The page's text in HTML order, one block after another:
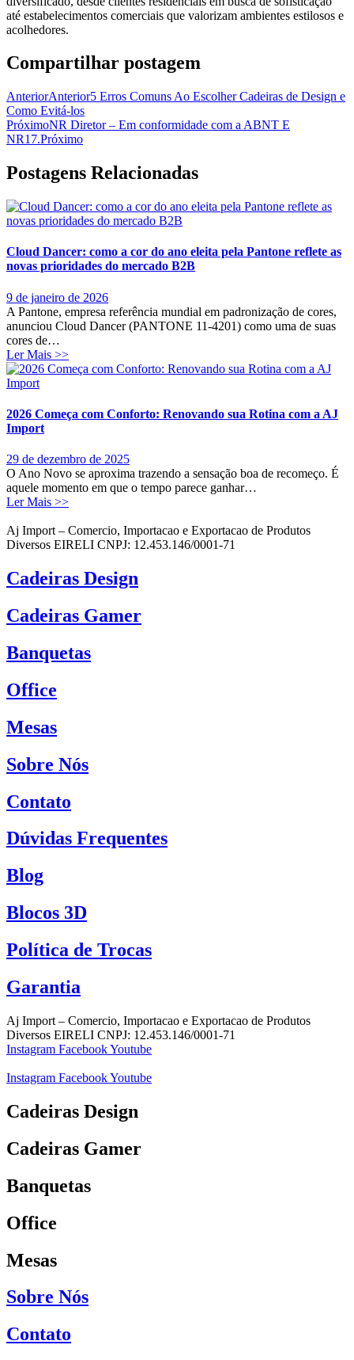
até estabelecimentos comerciais que valorizam ambientes estilosos e
acolhedores.
Compartilhar postagem
AnteriorAnterior5 Erros Comuns Ao Escolher Cadeiras de Design e
Como Evitá-los
PróximoNR Diretor – Em conformidade com a ABNT E
NR17.Próximo
Postagens Relacionadas
Cloud Dancer: como a cor do ano eleita pela Pantone reflete as
novas prioridades do mercado B2B
9 de janeiro de 2026
A Pantone, empresa referência mundial em padronização de cores,
anunciou Cloud Dancer (PANTONE 11-4201) como uma de suas
cores de…
Ler Mais >>
2026 Começa com Conforto: Renovando sua Rotina com a AJ
Import
29 de dezembro de 2025
O Ano Novo se aproxima trazendo a sensação boa de recomeço. É
aquele momento em que o tempo parece ganhar…
Ler Mais >>
Aj Import – Comercio, Importacao e Exportacao de Produtos
Diversos EIRELI CNPJ: 12.453.146/0001-71
Cadeiras Design
Cadeiras Gamer
Banquetas
Office
Mesas
Sobre Nós
Contato
Dúvidas Frequentes
Blog
Blocos 3D
Política de Trocas
Garantia
Aj Import – Comercio, Importacao e Exportacao de Produtos
Diversos EIRELI CNPJ: 12.453.146/0001-71
Instagram FacebookYoutube
Instagram FacebookYoutube
Cadeiras Design
Cadeiras Gamer
Banquetas
Office
Mesas
Sobre Nós
Contato